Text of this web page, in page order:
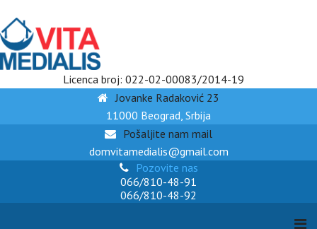
Licenca broj: 022-02-00083/2014-19
Jovanke Radaković 23
11000 Beograd, Srbija
Pošaljite nam mail
domvitamedialis@gmail.com
Pozovite nas
066/810-48-91
066/810-48-92